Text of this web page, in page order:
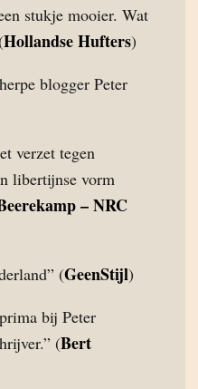
stukje mooier. Wat
Hollandse Hufters)
blogger Peter
verzet tegen
libertijnse vorm
– NRC
(GeenStijl)
bij Peter
(Bert